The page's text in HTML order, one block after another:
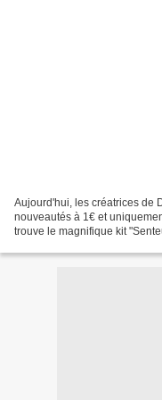
Aujourd'hui, les créatrices de
nouveautés à 1€ et
trouve le magnifique kit